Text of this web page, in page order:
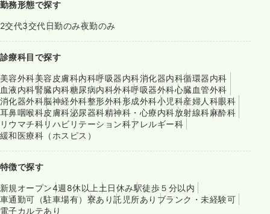
勤務形態で探す
2交代3交代日勤のみ夜勤のみ
診療科目で探す
美容外科美容皮膚科内科呼吸器内科消化器内科循環器内科
血液内科腎臓内科糖尿病内科外科呼吸器外科心臓血管外科
消化器外科脳神経外科整形外科形成外科小児科産婦人科眼科
耳鼻咽喉科皮膚科泌尿器科精神科・心療内科放射線科麻酔科
リウマチ科リハビリテーション科アレルギー科
緩和医療科（ホスピス）
特徴で探す
新規オープン4週8休以上土日休み駅徒歩５分以内
車通勤可（駐車場有） 寮あり託児所あり ブランク・未経験可
電子カルテあり